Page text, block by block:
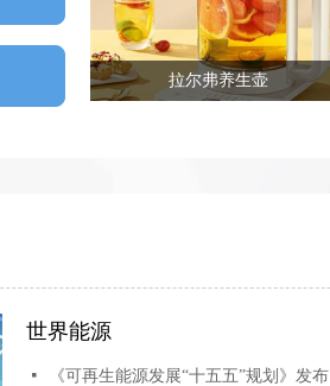
世界能源
넷
《可再生能源发展“十五五”规划》发布
拉尔弗养生壶